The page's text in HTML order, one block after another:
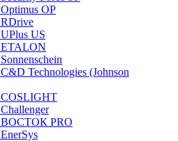
OP
US
Technologies (Johnson
ВОСТОК PRO